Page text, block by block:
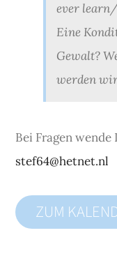
ever
Eine
Gewalt?
werden
Bei Fragen
stef64@hetnet.nl
ZUM